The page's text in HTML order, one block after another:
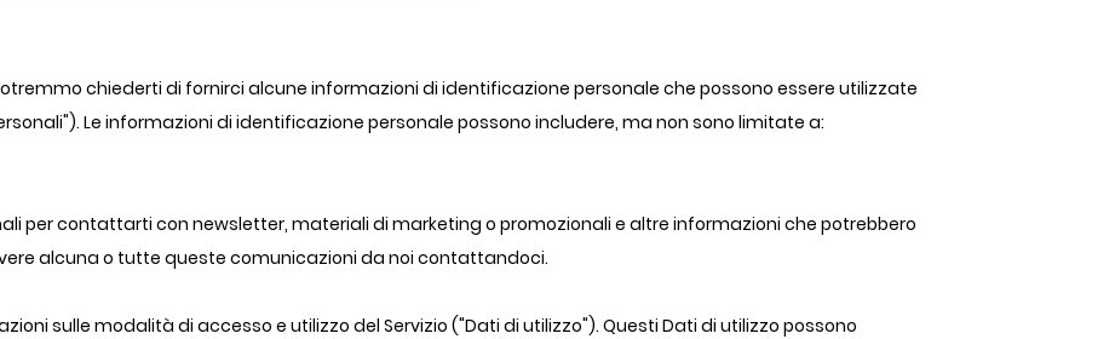
chiederti di fornirci alcune informazioni di identificazione personale che possono essere utilizzate
Le informazioni di identificazione personale possono includere, ma non sono limitate a:
per contattarti con newsletter, materiali di marketing o promozionali e altre informazioni che potrebbero
alcuna o tutte queste comunicazioni da noi contattandoci.
sulle modalità di accesso e utilizzo del Servizio ("Dati di utilizzo"). Questi Dati di utilizzo possono